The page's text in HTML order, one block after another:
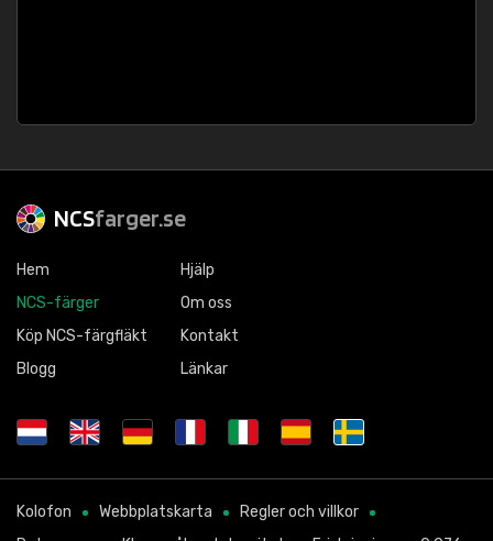
NCSfarger.se
Hem
NCS-färger
Köp NCS-färgfläkt
Blogg
Hjälp
Om oss
Kontakt
Länkar
Kolofon Webbplatskarta
Regler och villkor